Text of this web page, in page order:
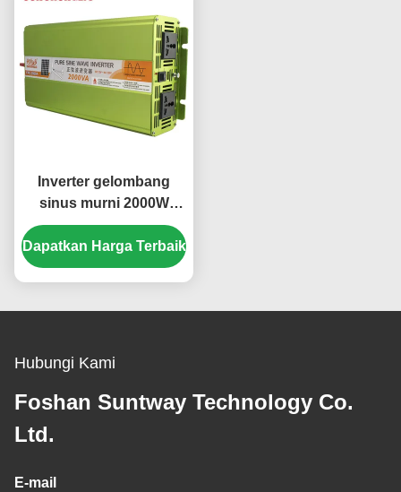
Inverter gelombang
sinus murni 2000W
dengan 5V 1000mA
USB dan beberapa
perlindungan aman
ke AC
Dapatkan Harga Terbaik
Hubungi Kami
Foshan Suntway Technology Co.
Ltd.
E-mail